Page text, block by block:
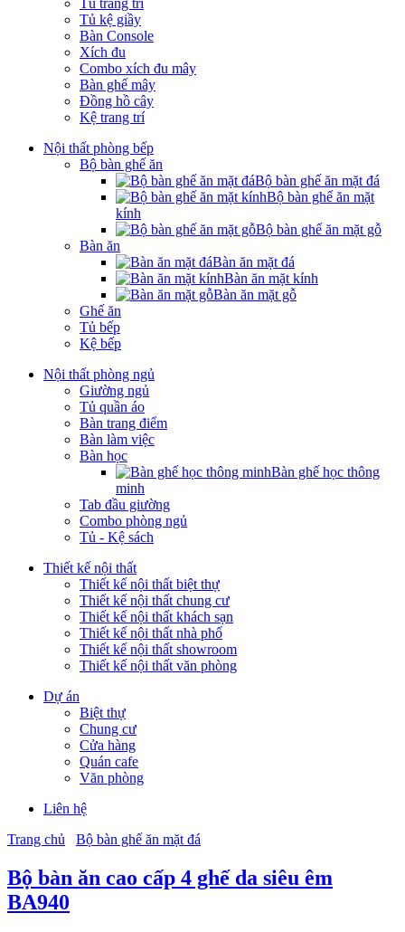
Tủ trang trí
Tủ kệ giầy
Bàn Console
Xích đu
Combo xích đu mây
Bàn ghế mây
Đồng hồ cây
Kệ trang trí
Nội thất phòng bếp
Bộ bàn ghế ăn
Bộ bàn ghế ăn mặt đá
Bộ bàn ghế ăn mặt
kính
Bộ bàn ghế ăn mặt gỗ
Bàn ăn
Bàn ăn mặt đá
Bàn ăn mặt kính
Bàn ăn mặt gỗ
Ghế ăn
Tủ bếp
Kệ bếp
Nội thất phòng ngủ
Giường ngủ
Tủ quần áo
Bàn trang điểm
Bàn làm việc
Bàn học
Bàn ghế học thông
minh
Tab đầu giường
Combo phòng ngủ
Tủ - Kệ sách
Thiết kế nội thất
Thiết kế nội thất biệt thự
Thiết kế nội thất chung cư
Thiết kế nội thất khách sạn
Thiết kế nội thất nhà phố
Thiết kế nội thất showroom
Thiết kế nội thất văn phòng
Dự án
Biệt thự
Chung cư
Cửa hàng
Quán cafe
Văn phòng
Liên hệ
Trang chủ
Bộ bàn ghế ăn mặt đá
Bộ bàn ăn cao cấp 4 ghế da siêu êm
BA940